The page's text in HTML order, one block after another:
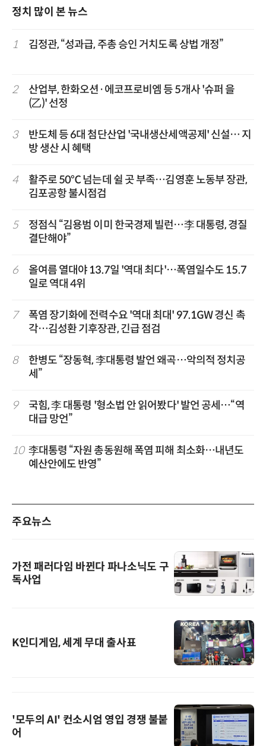
정치 많이 본 뉴스
1 김정관, “성과급, 주총 승인 거치도록 상법 개정”
2
산업부, 한화오션·에코프로비엠 등 5개사 '슈퍼 을
(乙)' 선정
3
반도체 등 6대 첨단산업 '국내생산세액공제' 신설… 지
방 생산 시 혜택
4
활주로 50℃ 넘는데 쉴 곳 부족…김영훈 노동부 장관,
김포공항 불시점검
5
정점식 “김용범 이미 한국경제 빌런…李 대통령, 경질
결단해야”
6
올여름 열대야 13.7일 '역대 최다'…폭염일수도 15.7
일로 역대 4위
7
폭염 장기화에 전력수요 '역대 최대' 97.1GW 경신 촉
각…김성환 기후장관, 긴급 점검
8
한병도 “장동혁, 李대통령 발언 왜곡…악의적 정치공
세”
9
국힘, 李 대통령 '형소법 안 읽어봤다' 발언 공세…“역
대급 망언”
10 李대통령 “자원 총동원해 폭염 피해 최소화…내년도
예산안에도 반영”
주요뉴스
가전 패러다임 바뀐다 파나소닉도 구
독사업
K인디게임, 세계 무대 출사표
'모두의 AI' 컨소시엄 영입 경쟁 불붙
어